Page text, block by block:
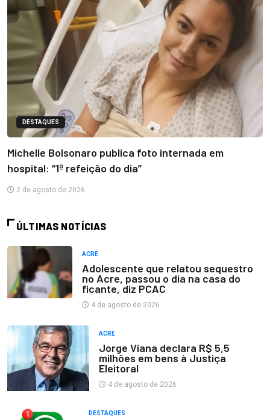
DESTAQUES
Michelle Bolsonaro publica foto internada em
hospital: “1ª refeição do dia”
2 de agosto de 2026
ÚLTIMAS NOTÍCIAS
ACRE
Adolescente que relatou sequestro
no Acre, passou o dia na casa do
ficante, diz PCAC
4 de agosto de 2026
ACRE
Jorge Viana declara R$ 5,5
milhões em bens à Justiça
Eleitoral
4 de agosto de 2026
DESTAQUES